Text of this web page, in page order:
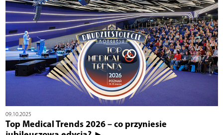
09.10.2025
Top Medical Trends 2026 – co przyniesie